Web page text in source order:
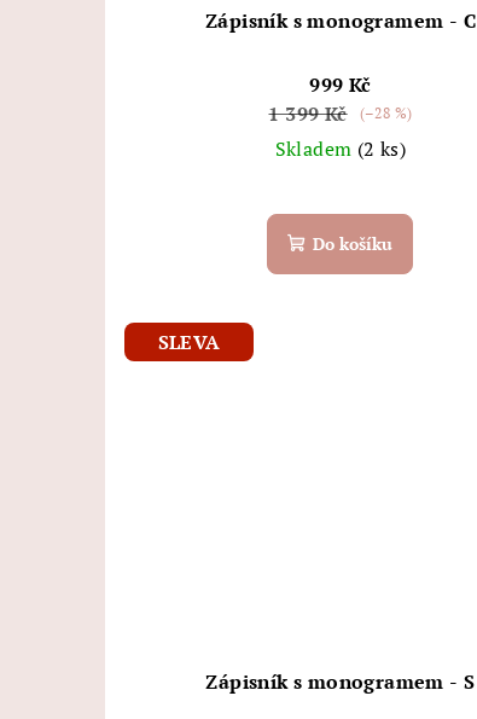
Zápisník s monogramem - C
999 Kč
1 399 Kč
(–28 %)
Skladem (2 ks)
Do košíku
SLEVA
Zápisník s monogramem - S